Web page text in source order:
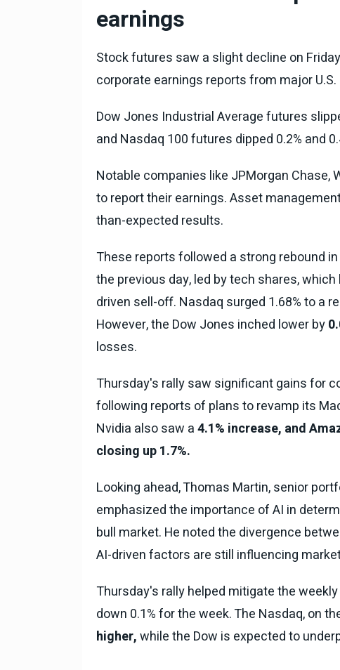
earnings
Stock futures saw a slight decline on
corporate earnings reports from major U.S.
Dow Jones Industrial Average futures
and Nasdaq 100 futures dipped 0.2% and
Notable companies like JPMorgan Chase,
to report their earnings. Asset
than-expected results.
These reports followed a strong rebound
the previous day, led by tech shares,
driven sell-off. Nasdaq surged 1.68% to a
However, the Dow Jones inched lower by
losses.
Thursday's rally saw significant gains for
following reports of plans to revamp its
Nvidia also saw a4.1% increase, and
closing up 1.7%.
Looking ahead, Thomas Martin, senior
emphasized the importance of AI in
bull market. He noted the divergence
AI-driven factors are still influencing
Thursday's rally helped mitigate the
down 0.1% for the week. The Nasdaq, on
higher,while the Dow is expected to
National News 29 , Dec , 2024
जनवरी महीने में 15 दिनों तक बंद रहेंगे
बैंक, यहां देखें पूरी सूची।
National News 28 , Dec , 2024
देहरादून में भारी बारिश के बाद ठंड